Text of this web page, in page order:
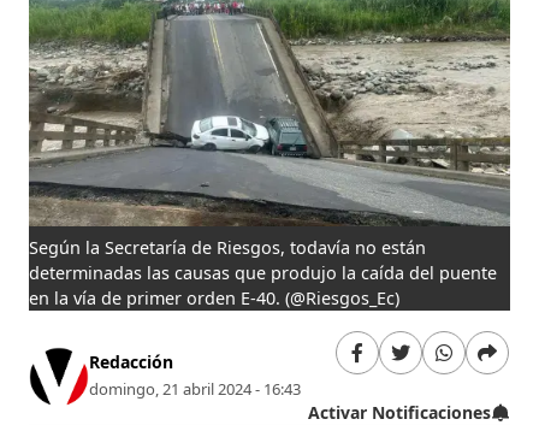
Según la Secretaría de Riesgos, todavía no están
determinadas las causas que produjo la caída del puente
en la vía de primer orden E-40. (@Riesgos_Ec)
Redacción
domingo, 21 abril 2024 - 16:43
Activar Notificaciones